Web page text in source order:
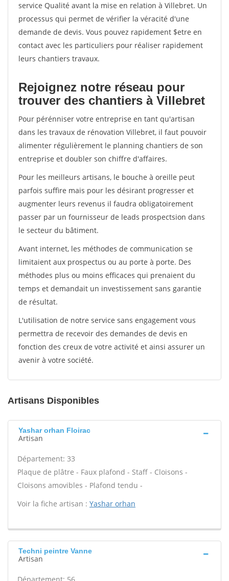
service Qualité avant la mise en relation à Villebret. Un
processus qui permet de vérifier la véracité d'une
demande de devis. Vous pouvez rapidement $etre en
contact avec les particuliers pour réaliser rapidement
leurs chantiers travaux.
Rejoignez notre réseau pour
trouver des chantiers à Villebret
Pour pérénniser votre entreprise en tant qu'artisan
dans les travaux de rénovation Villebret, il faut pouvoir
alimenter régulièrement le planning chantiers de son
entreprise et doubler son chiffre d'affaires.
Pour les meilleurs artisans, le bouche à oreille peut
parfois suffire mais pour les désirant progresser et
augmenter leurs revenus il faudra obligatoirement
passer par un fournisseur de leads prospectsion dans
le secteur du bâtiment.
Avant internet, les méthodes de communication se
limitaient aux prospectus ou au porte à porte. Des
méthodes plus ou moins efficaces qui prenaient du
temps et demandait un investissement sans garantie
de résultat.
L'utilisation de notre service sans engagement vous
permettra de recevoir des demandes de devis en
fonction des creux de votre activité et ainsi assurer un
avenir à votre société.
Artisans Disponibles
Yashar orhan Floirac
Artisan
Département: 33
Plaque de plâtre - Faux plafond - Staff - Cloisons -
Cloisons amovibles - Plafond tendu -
Voir la fiche artisan : Yashar orhan
Techni peintre Vanne
Artisan